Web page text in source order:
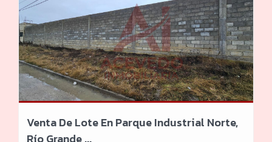
Venta De Lote En Parque Industrial Norte,
Río Grande ...